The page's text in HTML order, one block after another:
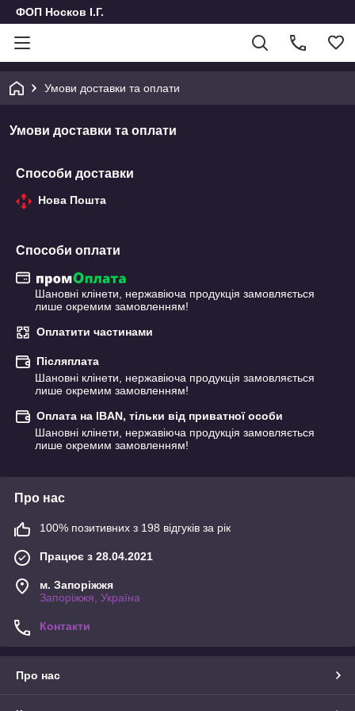
ФОП Носков І.Г.
Умови доставки та оплати
Умови доставки та оплати
Способи доставки
Нова Пошта
Способи оплати
Шановні клінети, нержавіюча продукція замовляється
лише окремим замовленням!
Оплатити частинами
Післяплата
Шановні клінети, нержавіюча продукція замовляється
лише окремим замовленням!
Оплата на IBAN, тільки від приватної особи
Шановні клінети, нержавіюча продукція замовляється
лише окремим замовленням!
Про нас
100% позитивних з 198 відгуків за рік
Працює з 28.04.2021
м. Запоріжжя
Запоріжжя, Україна
Контакти
Про нас